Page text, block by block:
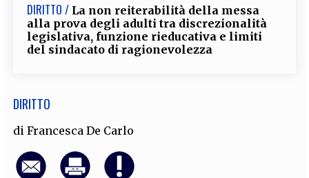
DIRITTO / La non reiterabilità della messa
alla prova degli adulti tra discrezionalità
legislativa, funzione rieducativa e limiti
del sindacato di ragionevolezza
DIRITTO
diFrancesca De Carlo